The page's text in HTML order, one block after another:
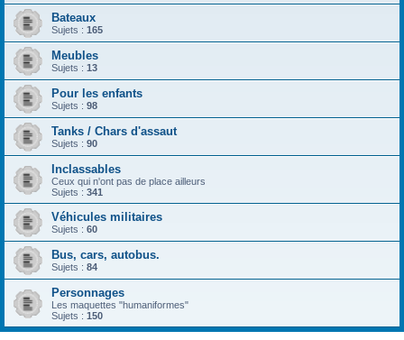
Bateaux
Sujets : 165
Meubles
Sujets : 13
Pour les enfants
Sujets : 98
Tanks / Chars d'assaut
Sujets : 90
Inclassables
Ceux qui n'ont pas de place ailleurs
Sujets : 341
Véhicules militaires
Sujets : 60
Bus, cars, autobus.
Sujets : 84
Personnages
Les maquettes "humaniformes"
Sujets : 150